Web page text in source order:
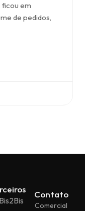
ficou em
de pedidos,
Contato
Comercial